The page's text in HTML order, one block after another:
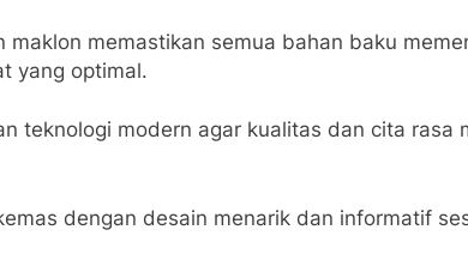
maklon memastikan semua bahan baku
yang optimal.
teknologi modern agar kualitas dan cita rasa
dengan desain menarik dan informatif